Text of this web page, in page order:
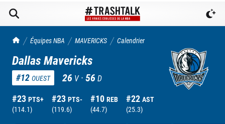
TrashTalk Actu NBA
Équipes NBA MAVERICKS Calendrier
Dallas Mavericks
#12 OUEST 26 V ·56 D
#23 PTS+
(114.1)
#23 PTS-
(119.6)
#10 REB
(44.7)
#22 AST
(25.3)